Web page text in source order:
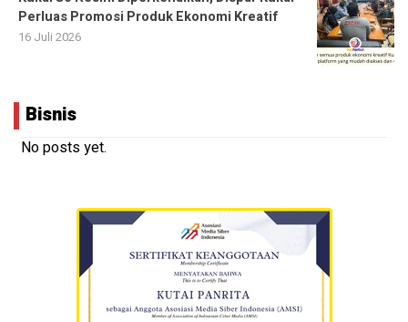
Perluas Promosi Produk Ekonomi Kreatif
16 Juli 2026
Bisnis
No posts yet.